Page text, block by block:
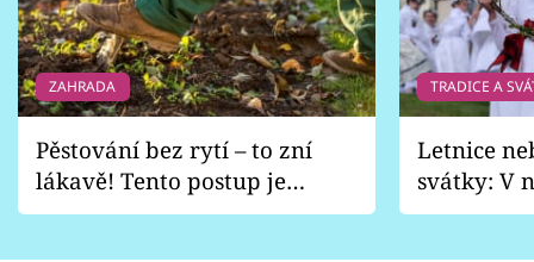
ZAHRADA
Pěstování bez rytí – to zní
lákavě! Tento postup je
vhodný jen pro některé
TRADICE A
Letnice
svátky: V
pondělí